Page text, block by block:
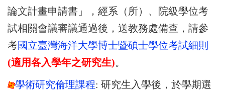
論文計畫申請書」，經系（所）、院級學位考
試相關會議審議通過後，送教務處備查，請參
考國立臺灣海洋大學博士暨碩士學位考試細則
(適用各入學年之研究生)。
學術研究倫理課程: 研究生入學後，於學期選